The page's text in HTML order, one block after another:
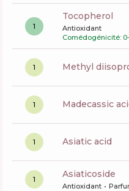
1
tocopherol
Antioxidant
Comédogénicité:
1 methyl
1 madecassic
1 asiatic acid
1 asiaticoside
Antioxidant